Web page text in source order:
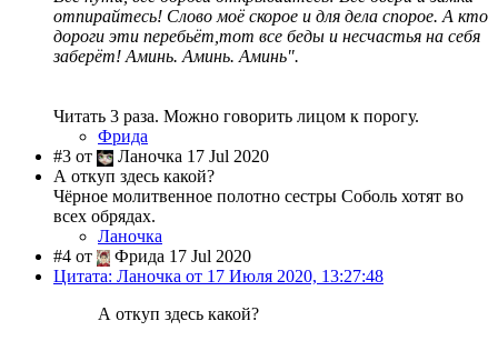
отпирайтесь! Слово моё скорое и для дела спорое. А кто
дороги эти перебьёт,тот все беды и несчастья на себя
заберёт! Аминь. Аминь. Аминь".
Читать 3 раза. Можно говорить лицом к порогу.
Фрида
#3 от
Ланочка 17 Jul 2020
А откуп здесь какой?
Чёрное молитвенное полотно сестры Соболь хотят во
всех обрядах.
Ланочка
#4 от
Фрида 17 Jul 2020
Цитата: Ланочка от 17 Июля 2020, 13:27:48
А откуп здесь какой?